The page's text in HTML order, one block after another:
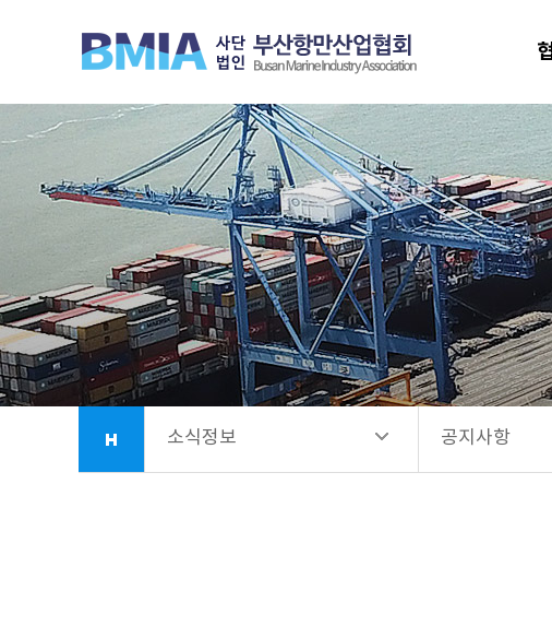
소식정보
업무소개
항만시설소개
회원사안내
소식정보
공지사항